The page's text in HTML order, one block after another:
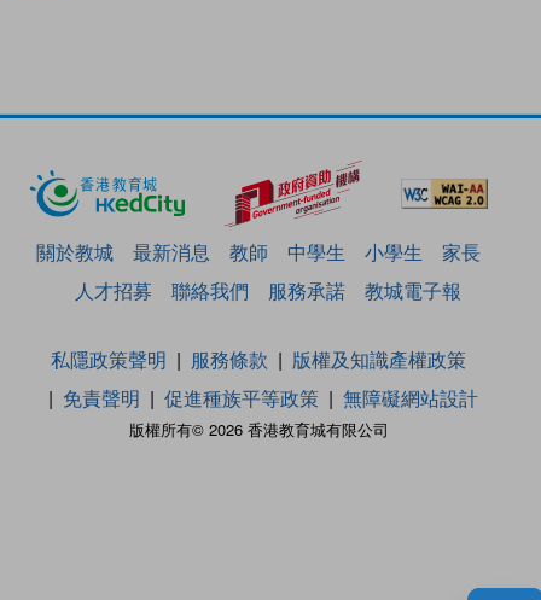
關於教城 最新消息 教師 中學生 小學生
家長
人才招募
聯絡我們 服務承諾 教城電子報
版權所有© 2026 香港教育城有限公司
私隱政策聲明 服務條款
版權及知識產權政策
免責聲明
促進種族平等政策 無障礙網站設計